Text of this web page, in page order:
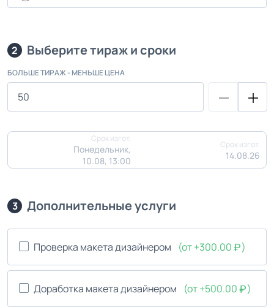
2 Выберите тираж и сроки
БОЛЬШЕ ТИРАЖ - МЕНЬШЕ ЦЕНА
Срок изгот.
Понедельник,
10.08, 13:00
Срок изгот.
14.08.26
3 Дополнительные услуги
Проверка макета дизайнером (от +300.00 )
Доработка макета дизайнером (от +500.00 )